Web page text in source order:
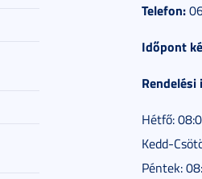
Telefon:
Időpont
Rendelési
Hétfő:
Kedd-
Péntek: